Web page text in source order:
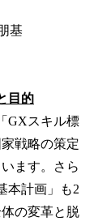
基
目的
GXスキル標
戦略の策定
ます。さら
本計画」も2
の変革と脱